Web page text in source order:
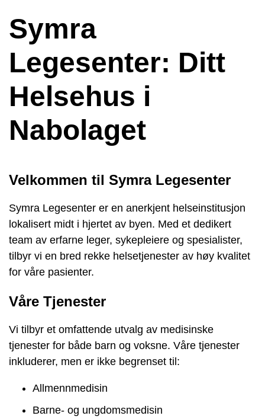
Symra
Legesenter: Ditt
Helsehus i
Nabolaget
Velkommen til Symra Legesenter
Symra Legesenter er en anerkjent helseinstitusjon
lokalisert midt i hjertet av byen. Med et dedikert
team av erfarne leger, sykepleiere og spesialister,
tilbyr vi en bred rekke helsetjenester av høy kvalitet
for våre pasienter.
Våre Tjenester
Vi tilbyr et omfattende utvalg av medisinske
tjenester for både barn og voksne. Våre tjenester
inkluderer, men er ikke begrenset til:
Allmennmedisin
Barne- og ungdomsmedisin